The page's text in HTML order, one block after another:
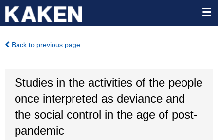
Back to previous page
Studies in the activities of the people
once interpreted as deviance and
the social control in the age of post-
pandemic